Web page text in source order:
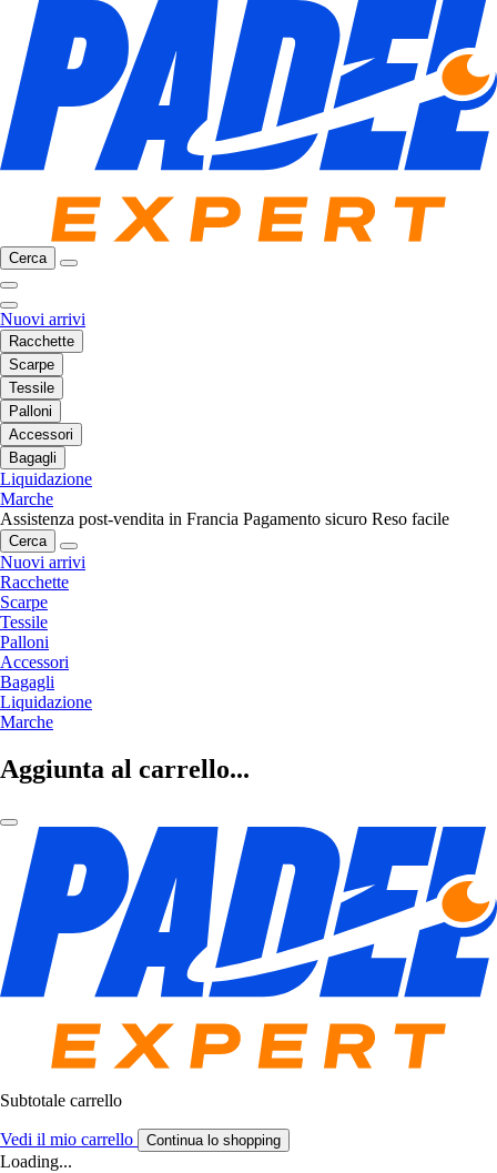
Cerca
Nuovi arrivi
Racchette
Scarpe
Tessile
Palloni
Accessori
Bagagli
Liquidazione
Marche
Assistenza post-vendita in Francia Pagamento sicuro Reso facile
Cerca
Nuovi arrivi
Racchette
Scarpe
Tessile
Palloni
Accessori
Bagagli
Liquidazione
Marche
Aggiunta al carrello...
Subtotale carrello
Vedi il mio carrello Continua lo shopping
Loading...